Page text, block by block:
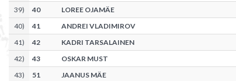
39) 40 LOREE OJAMÄE
40) 41 ANDREI VLADIMIROV
41) 42 KADRI TARSALAINEN
42) 43 OSKAR MUST
43) 51 JAANUS MÄE